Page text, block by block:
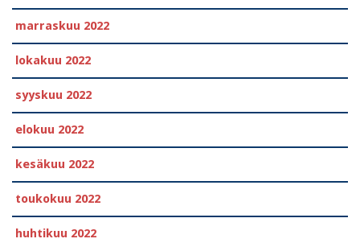
marraskuu 2022
lokakuu 2022
syyskuu 2022
elokuu 2022
kesäkuu 2022
toukokuu 2022
huhtikuu 2022